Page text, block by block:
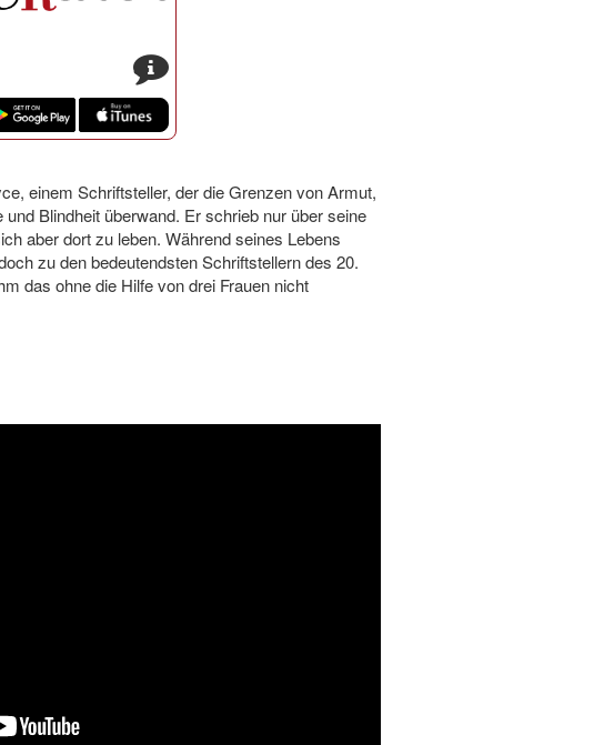
s
einem Schriftsteller, der die Grenzen von Armut,
Blindheit überwand. Er schrieb nur über seine
aber dort zu leben. Während seines Lebens
zu den bedeutendsten Schriftstellern des 20.
das ohne die Hilfe von drei Frauen nicht